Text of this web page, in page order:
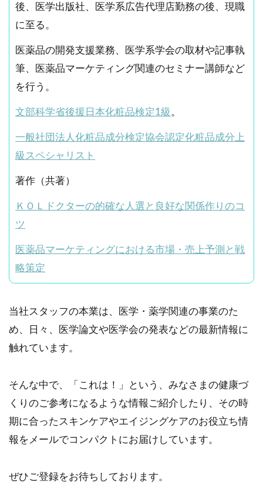
後、医学出版社、医学系広告代理店勤務の後、現職
に至る。
医薬品の開発支援業務、医学系学会の取材や記事執
筆、医薬品マーケティング関連のセミナー講師など
を行う。
文部科学省後援日本化粧品検定1級 。
一般社団法人化粧品成分検定協会認定化粧品成分上
級スペシャリスト
著作（共著）
ＫＯＬドクターの的確な人選と良好な関係作りのコ
ツ
医薬品マーケティングにおける市場・売上予測と戦
略策定
当社スタッフの本業は、医学・薬学関連の事業のた
め、日々、医学論文や医学会の発表などの最新情報に
触れています。
そんな中で、「これは！」という、みなさまの健康づ
くりのご参考になるような情報ご紹介したり、その時
期に合ったスキンケアやエイジングケアのお役立ち情
報をメールでコンパクトにお届けしています。
ぜひご登録をお待ちしております。